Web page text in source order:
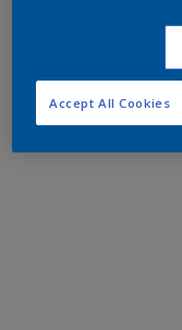
Accept All Cookies